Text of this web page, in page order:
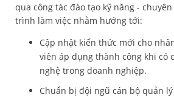
qua công tác đào tạo kỹ năng -
trình làm việc nhằm hướng tới:
Cập nhật kiến thức mới cho
viên áp dụng thành công khi có
nghệ trong doanh nghiệp.
Chuẩn bị đội ngũ cán bộ quản